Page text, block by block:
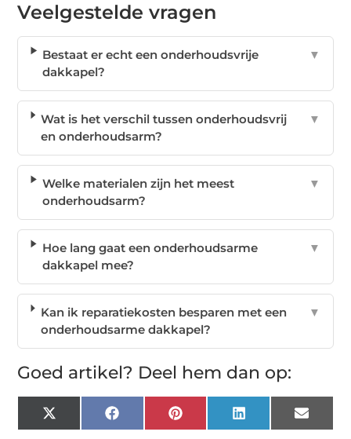
Veelgestelde vragen
Bestaat er echt een onderhoudsvrije
dakkapel?
▼
Wat is het verschil tussen onderhoudsvrij
en onderhoudsarm?
▼
Welke materialen zijn het meest
onderhoudsarm?
▼
Hoe lang gaat een onderhoudsarme
dakkapel mee?
▼
Kan ik reparatiekosten besparen met een
onderhoudsarme dakkapel?
▼
Goed artikel? Deel hem dan op:
X
(Twitter)
FacebookPinterest LinkedIn Email